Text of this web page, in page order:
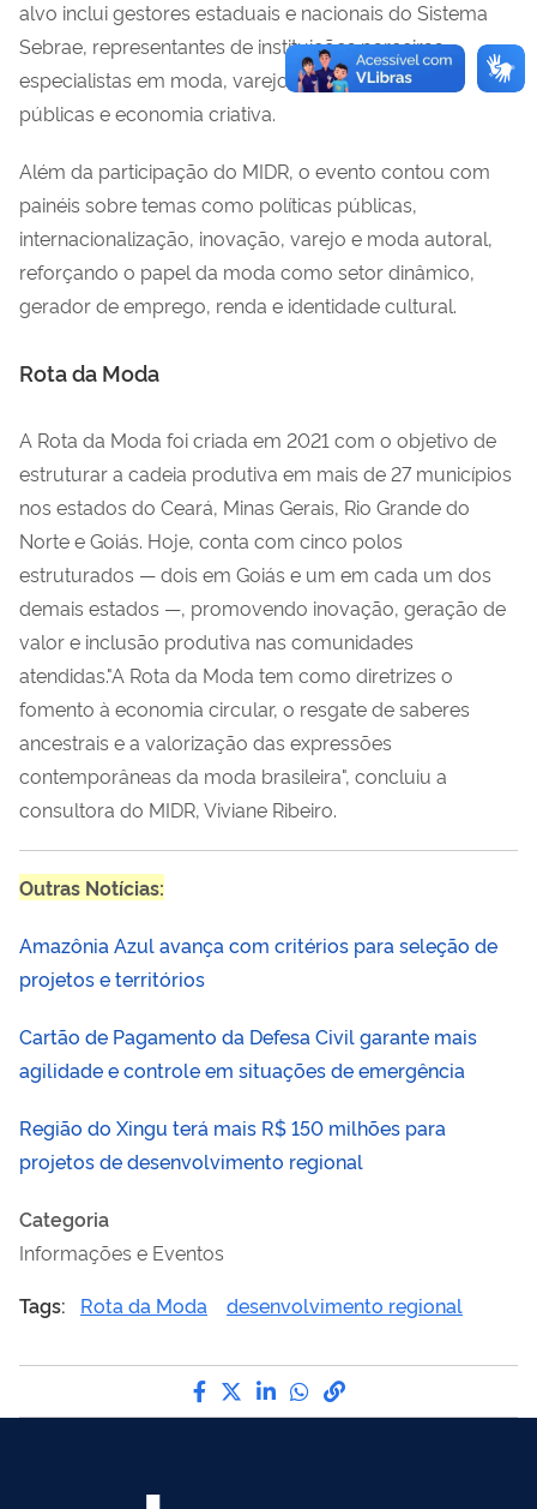
alvo inclui gestores estaduais e nacionais do Sistema
Sebrae, representantes de instituições parceiras,
especialistas em moda, varejo, indústria, políticas
públicas e economia criativa.
Além da participação do MIDR, o evento contou com
painéis sobre temas como políticas públicas,
internacionalização, inovação, varejo e moda autoral,
reforçando o papel da moda como setor dinâmico,
gerador de emprego, renda e identidade cultural.
Rota da Moda
A Rota da Moda foi criada em 2021 com o objetivo de
estruturar a cadeia produtiva em mais de 27 municípios
nos estados do Ceará, Minas Gerais, Rio Grande do
Norte e Goiás. Hoje, conta com cinco polos
estruturados — dois em Goiás e um em cada um dos
demais estados —, promovendo inovação, geração de
valor e inclusão produtiva nas comunidades
atendidas."A Rota da Moda tem como diretrizes o
fomento à economia circular, o resgate de saberes
ancestrais e a valorização das expressões
contemporâneas da moda brasileira", concluiu a
consultora do MIDR, Viviane Ribeiro.
Outras Notícias:
Amazônia Azul avança com critérios para seleção de
projetos e territórios
Cartão de Pagamento da Defesa Civil garante mais
agilidade e controle em situações de emergência
Região do Xingu terá mais R$ 150 milhões para
projetos de desenvolvimento regional
Categoria
Informações e Eventos
Tags:
Rota da Moda desenvolvimento regional
Compartilhe por Facebook
Compartilhe por Twitter
Compartilhe por
Compartilhe por
link para Copiar